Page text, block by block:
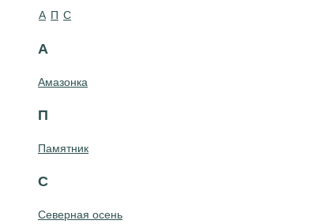
А П С
А
Амазонка
П
Памятник
С
Северная осень